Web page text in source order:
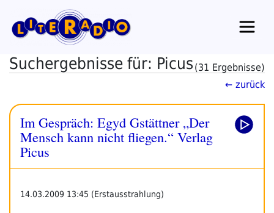
Inhalt
springen
Suchergebnisse für: Picus (31 Ergebnisse)
← zurück
Im Gespräch: Egyd Gstättner „Der
Mensch kann nicht fliegen.“ Verlag
Picus
14.03.2009 13:45 (Erstausstrahlung)